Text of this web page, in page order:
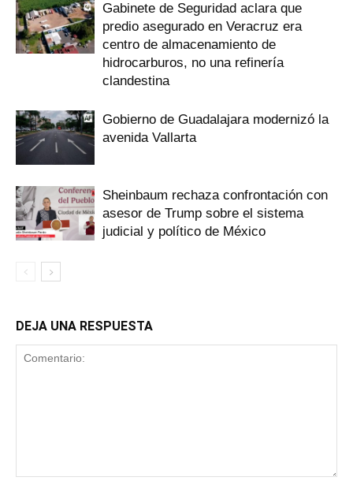
Gabinete de Seguridad aclara que
predio asegurado en Veracruz era
centro de almacenamiento de
hidrocarburos, no una refinería
clandestina
Gobierno de Guadalajara modernizó la
avenida Vallarta
Sheinbaum rechaza confrontación con
asesor de Trump sobre el sistema
judicial y político de México
DEJA UNA RESPUESTA